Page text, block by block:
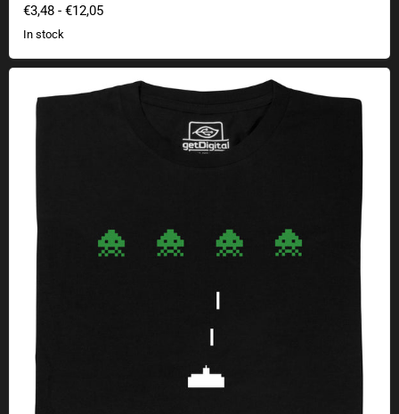
€3,48 - €12,05
In stock